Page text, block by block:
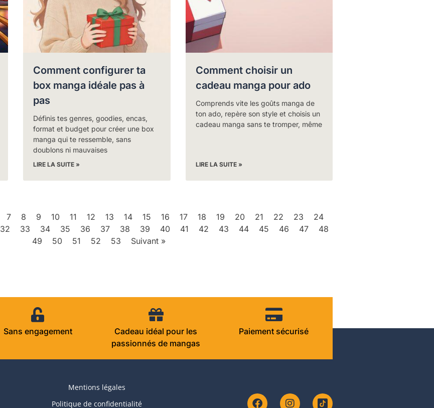
Comment configurer ta
box manga idéale pas à
pas
Définis tes genres, goodies, encas,
format et budget pour créer une box
manga qui te ressemble, sans
doublons ni mauvaises
LIRE LA SUITE »
Comment choisir un
cadeau manga pour ado
Comprends vite les goûts manga de
ton ado, repère son style et choisis un
cadeau manga sans te tromper, même
LIRE LA SUITE »
7 8 9 10 11 12 13 14 15 16 17 18 19 20 21 22 23
24
32 33 34 35 36 37 38 39 40 41 42 43 44 45 46 47
48
49
50 51 52 53 Suivant »
Sans engagement
Cadeau idéal pour les
passionnés de mangas
Paiement sécurisé
Mentions légales
Politique de confidentialité